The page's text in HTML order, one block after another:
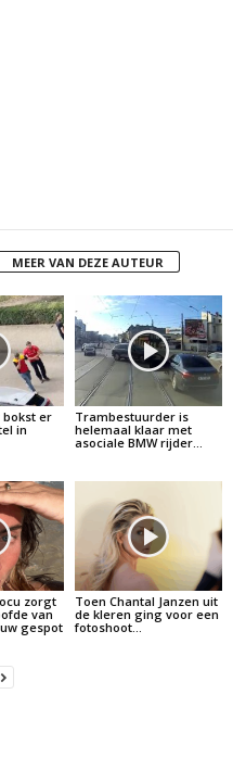
MEER VAN DEZE AUTEUR
bokst er
in
Trambestuurder is
helemaal klaar met
asociale BMW rijder…
zorgt
van
gespot
Toen Chantal Janzen uit
de kleren ging voor een
fotoshoot…